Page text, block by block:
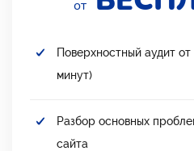
от
Поверхностный аудит
минут)
Разбор основных
сайта